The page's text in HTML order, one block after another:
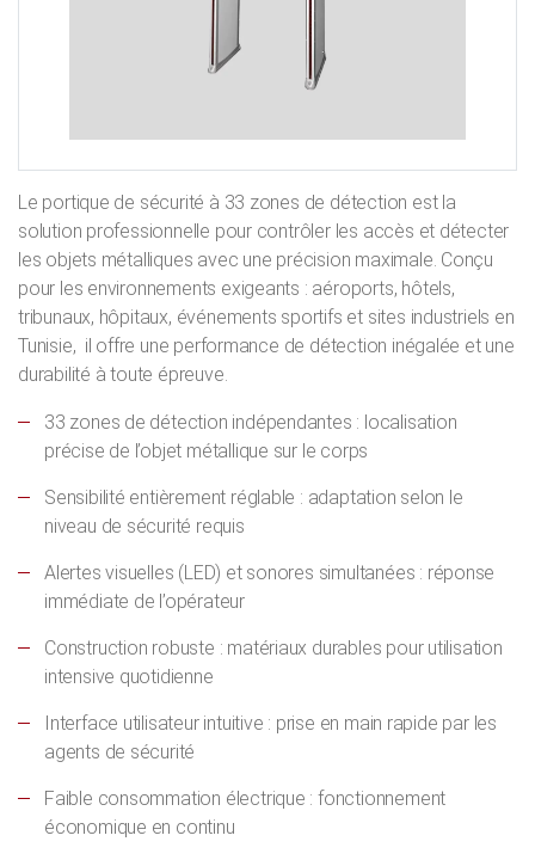
Le portique de sécurité à 33 zones de détection est la
solution professionnelle pour contrôler les accès et détecter
les objets métalliques avec une précision maximale. Conçu
pour les environnements exigeants : aéroports, hôtels,
tribunaux, hôpitaux, événements sportifs et sites industriels en
Tunisie, il offre une performance de détection inégalée et une
durabilité à toute épreuve.
33 zones de détection indépendantes : localisation
précise de l’objet métallique sur le corps
Sensibilité entièrement réglable : adaptation selon le
niveau de sécurité requis
Alertes visuelles (LED) et sonores simultanées : réponse
immédiate de l’opérateur
Construction robuste : matériaux durables pour utilisation
intensive quotidienne
Interface utilisateur intuitive : prise en main rapide par les
agents de sécurité
Faible consommation électrique : fonctionnement
économique en continu